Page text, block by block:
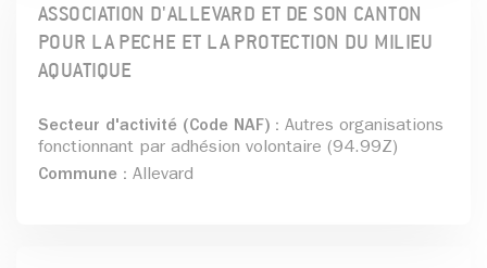
ASSOCIATION D'ALLEVARD ET DE SON CANTON
POUR LA PECHE ET LA PROTECTION DU MILIEU
AQUATIQUE
Secteur d'activité (Code NAF) : Autres organisations
fonctionnant par adhésion volontaire (94.99Z)
Commune : Allevard